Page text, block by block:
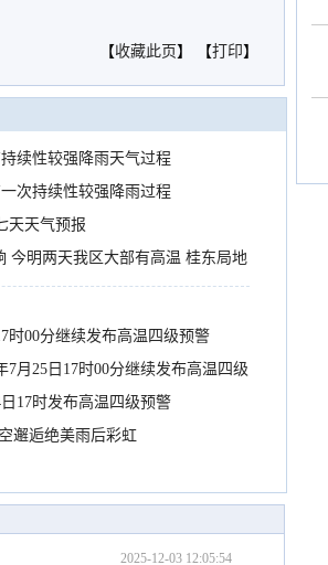
【收藏此页 】 【打印】
续性较强降雨天气过程
次持续性较强降雨过程
天天气预报
今明两天我区大部有高温 桂东局地
时00分继续发布高温四级预警
7月25日17时00分继续发布高温四级
17时发布高温四级预警
邂逅绝美雨后彩虹
2025-12-03 12:05:54